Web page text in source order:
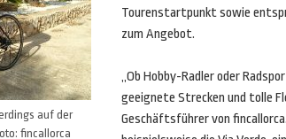
auf der
fincallorca
Tourenstartpunkt sowie
zum Angebot.
„Ob Hobby-Radler oder
geeignete Strecken und tolle
Geschäftsführer von